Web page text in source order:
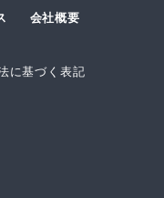
会社概要
に基づく表記